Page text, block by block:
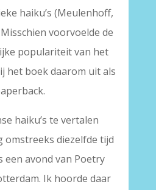
haiku’s (Meulenhoff,
voorvoelde de
populariteit van het
het boek daarom uit als
haiku’s te vertalen
omstreeks diezelfde tijd
avond van Poetry
Ik hoorde daar